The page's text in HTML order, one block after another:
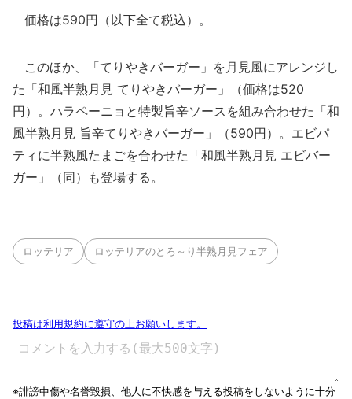
価格は590円（以下全て税込）。
このほか、「てりやきバーガー」を月見風にアレンジし
た「和風半熟月見 てりやきバーガー」（価格は520
円）。ハラペーニョと特製旨辛ソースを組み合わせた「和
風半熟月見 旨辛てりやきバーガー」（590円）。エビパ
ティに半熟風たまごを合わせた「和風半熟月見 エビバー
ガー」（同）も登場する。
ロッテリア ロッテリアのとろ～り半熟月見フェア